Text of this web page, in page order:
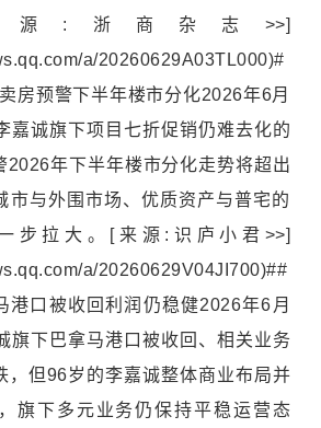
:浙商杂志>>]
a/20260629A03TL000)#
房预警下半年楼市分化2026年6月
嘉诚旗下项目七折促销仍难去化的
2026年下半年楼市分化走势将超出
市与外围市场、优质资产与普宅的
步拉大。[来源:识庐小君>>]
a/20260629V04JI700)##
港口被收回利润仍稳健2026年6月
旗下巴拿马港口被收回、相关业务
，但96岁的李嘉诚整体商业布局并
旗下多元业务仍保持平稳运营态